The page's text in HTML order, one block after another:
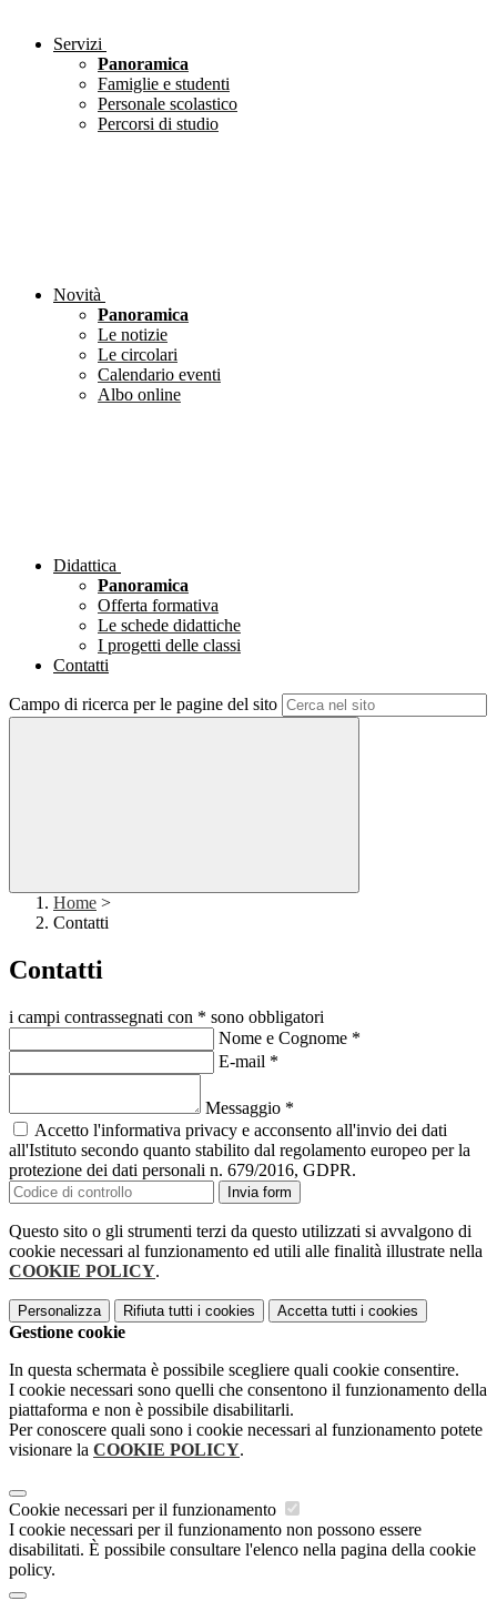
Servizi
Panoramica
Famiglie e studenti
Personale scolastico
Percorsi di studio
Novità
Panoramica
Le notizie
Le circolari
Calendario eventi
Albo online
Didattica
Panoramica
Offerta formativa
Le schede didattiche
I progetti delle classi
Contatti
Campo di ricerca per le pagine del sito
Home >
Contatti
Contatti
i campi contrassegnati con * sono obbligatori
Nome e Cognome *
E-mail *
Messaggio *
Accetto l'informativa privacy e acconsento all'invio dei dati
all'Istituto secondo quanto stabilito dal regolamento europeo per la
protezione dei dati personali n. 679/2016, GDPR.
Invia form
Questo sito o gli strumenti terzi da questo utilizzati si avvalgono di
cookie necessari al funzionamento ed utili alle finalità illustrate nella
COOKIE POLICY.
Personalizza Rifiuta tutti i cookies Accetta tutti i cookies
Gestione cookie
In questa schermata è possibile scegliere quali cookie consentire.
I cookie necessari sono quelli che consentono il funzionamento della
piattaforma e non è possibile disabilitarli.
Per conoscere quali sono i cookie necessari al funzionamento potete
visionare la COOKIE POLICY.
Cookie necessari per il funzionamento
I cookie necessari per il funzionamento non possono essere
disabilitati. È possibile consultare l'elenco nella pagina della cookie
policy.